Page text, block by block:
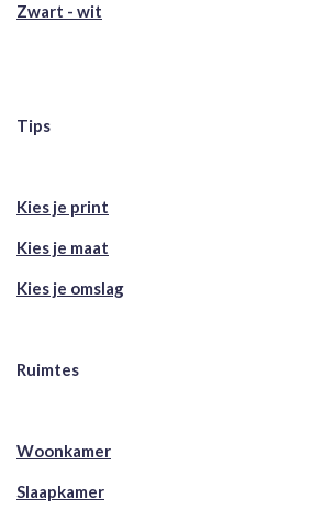
Zwart - wit
Tips
Kies je print
Kies je maat
Kies je omslag
Ruimtes
Woonkamer
Slaapkamer